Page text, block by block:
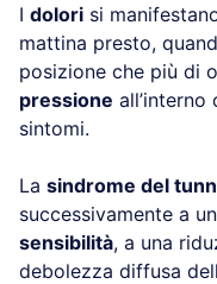
I dolori si
mattina presto,
posizione che più di
pressione all’interno
sintomi.
La sindrome del
successivamente a
sensibilità, a una
debolezza diffusa